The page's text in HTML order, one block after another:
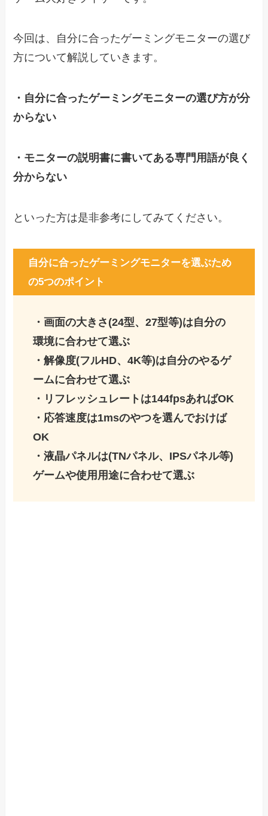
今回は、自分に合ったゲーミングモニターの選び
方について解説していきます。
・自分に合ったゲーミングモニターの選び方が分
からない
・モニターの説明書に書いてある専門用語が良く
分からない
といった方は是非参考にしてみてください。
自分に合ったゲーミングモニターを選ぶため
の5つのポイント
・画面の大きさ(24型、27型等)は自分の
環境に合わせて選ぶ
・解像度(フルHD、4K等)は自分のやるゲ
ームに合わせて選ぶ
・リフレッシュレートは144fpsあればOK
・応答速度は1msのやつを選んでおけば
OK
・液晶パネルは(TNパネル、IPSパネル等)
ゲームや使用用途に合わせて選ぶ